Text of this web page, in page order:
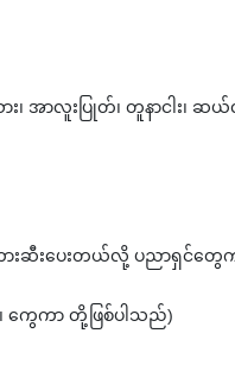
အာလူးပြုတ်၊ တူနာငါး၊ ဆယ်
မှ တားဆီးပေးတယ်လို့ ပညာရှင်
၊ ကွေကာ တို့ဖြစ်ပါသည်)